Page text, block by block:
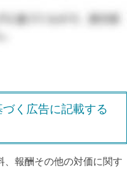
く広告に記載する
報酬その他の対価に関す